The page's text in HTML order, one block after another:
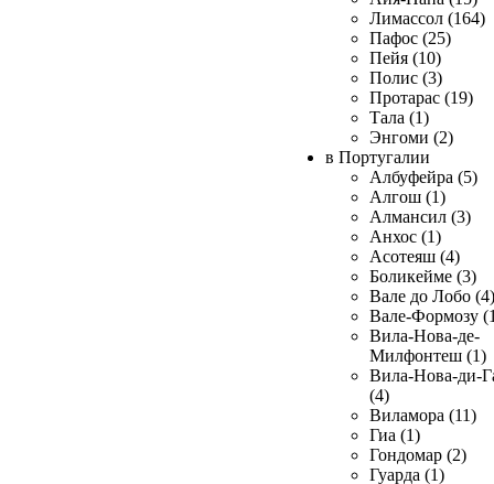
Лимассол (164)
Пафос (25)
Пейя (10)
Полис (3)
Протарас (19)
Тала (1)
Энгоми (2)
в Португалии
Албуфейра (5)
Алгош (1)
Алмансил (3)
Анхос (1)
Асотеяш (4)
Боликейме (3)
Вале до Лобо (4)
Вале-Формозу
Вила-Нова-де-
Милфонтеш (1)
Вила-Нова-ди-
(4)
Виламора (11)
Гиа (1)
Гондомар (2)
Гуарда (1)